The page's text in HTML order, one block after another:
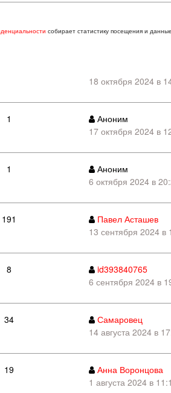
23 октября 2024 в
18 октября 2024 в
1
Аноним
17 октября 2024 в
1
Аноним
6 октября 2024 в
191
Павел Асташев
13 сентября 2024 в
8
id393840765
6 сентября 2024 в
34
Самаровец
14 августа 2024 в
19
Анна Воронцова
1 августа 2024 в
собирает статистику посещения и данные